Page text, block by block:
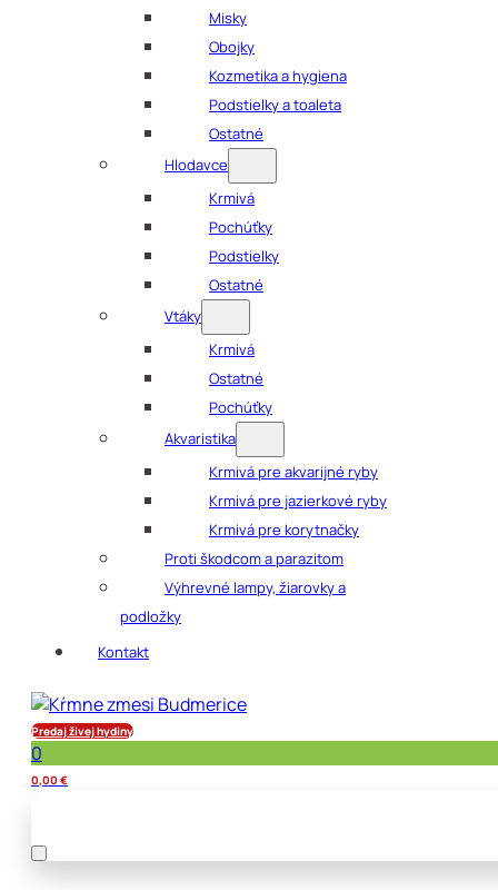
Misky
Obojky
Kozmetika a hygiena
Podstielky a toaleta
Ostatné
Hlodavce
Krmivá
Pochúťky
Podstielky
Ostatné
Vtáky
Krmivá
Ostatné
Pochúťky
Akvaristika
Krmivá pre akvarijné ryby
Krmivá pre jazierkové ryby
Krmivá pre korytnačky
Proti škodcom a parazitom
Výhrevné lampy, žiarovky a
podložky
Kontakt
Predaj živej hydiny
0
0,00 €